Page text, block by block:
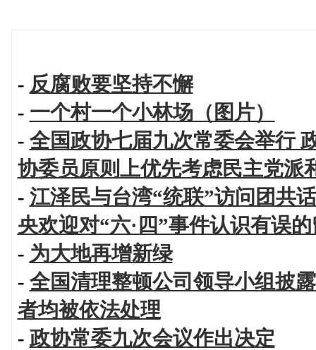
- 反腐败要坚持不懈
- 一个村一个小林场（图片）
- 全国政协七届九次常委会举行
协委员原则上优先考虑民主党派
- 江泽民与台湾“统联”访问团共
央欢迎对“六·四”事件认识有误
- 为大地再增新绿
- 全国清理整顿公司领导小组披
者均被依法处理
- 政协常委九次会议作出决定